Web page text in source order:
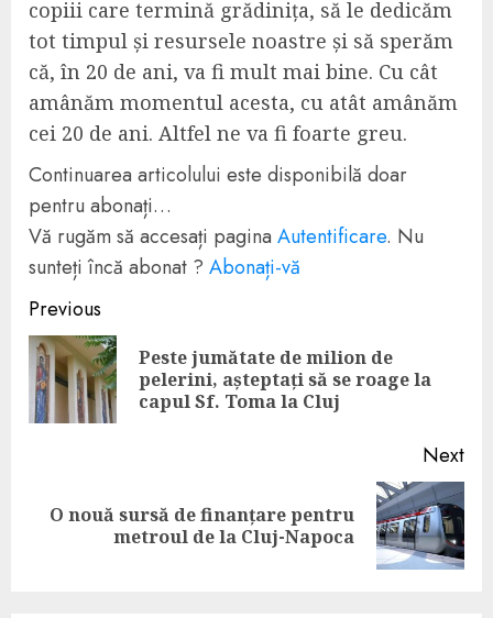
copiii care termină grădinița, să le dedicăm
tot timpul și resursele noastre și să sperăm
că, în 20 de ani, va fi mult mai bine. Cu cât
amânăm momentul acesta, cu atât amânăm
cei 20 de ani. Altfel ne va fi foarte greu.
Continuarea articolului este disponibilă doar
pentru abonați…
Vă rugăm să accesați pagina Autentificare. Nu
sunteți încă abonat ? Abonați-vă
Continue
Reading
Previous
Peste jumătate de milion de
pelerini, așteptați să se roage la
capul Sf. Toma la Cluj
Next
Next
O nouă sursă de finanțare pentru
metroul de la Cluj-Napoca